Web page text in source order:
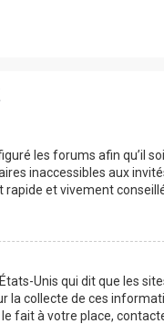
les forums afin qu’il
inaccessibles aux
rapide et vivement
Unis qui dit que les
collecte de ces
fait à votre place,